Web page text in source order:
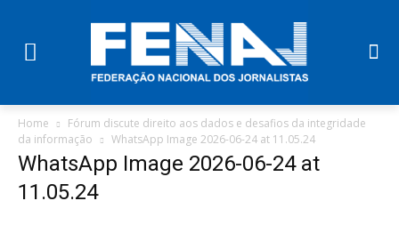
Home
Fórum discute direito aos dados e desafios da integridade
da informação
WhatsApp Image 2026-06-24 at 11.05.24
WhatsApp Image 2026-06-24 at
11.05.24